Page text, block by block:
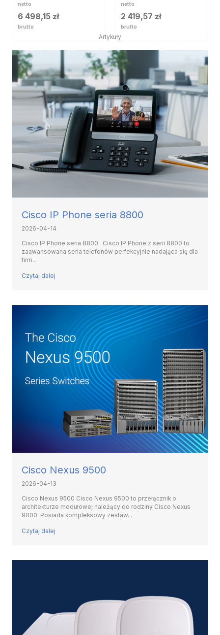
netto
6 498,15 zł
brutto
netto
2 419,57 zł
brutto
Artykuły
Cisco IP Phone seria 8800
2026-04-14
Cisco IP Phone seria 8800 Cisco IP Phone z serii 8800 to
zaawansowana seria telefonów perfekcyjnie nadająca się dla
firm...
Czytaj dalej
Cisco Nexus 9500
2026-04-13
Cisco Nexus 9500 Cisco Nexus 9500 to przełącznik o
architekturze modułowej należący do rodziny Cisco Nexus
9000. Posiada kompleksowy zestaw...
Czytaj dalej